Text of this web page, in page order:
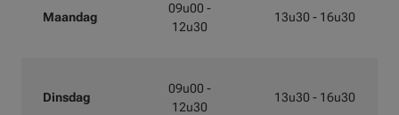
Maandag
09u00 -
12u30
13u30 - 16u30
Dinsdag
09u00 -
12u30
13u30 - 16u30